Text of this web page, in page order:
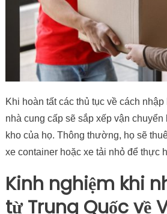
Khi hoàn tất các thủ tục về cách
nhà cung cấp sẽ sắp xếp vận
kho của họ. Thông thường, họ sẽ
xe container hoặc xe tải nhỏ để thực
Kinh nghiệm khi
từ Trung Quốc về